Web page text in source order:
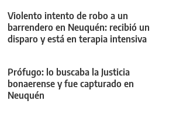
Violento intento de robo a un
barrendero en Neuquén: recibió un
disparo y está en terapia intensiva
Prófugo: lo buscaba la Justicia
bonaerense y fue capturado en
Neuquén